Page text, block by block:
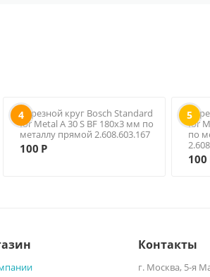
4Отрезной круг Bosch Standard
for Metal A 30 S BF 180х3 мм по
металлу прямой 2.608.603.167
100 Р
5
for
по
100
Контакты
г. Москва, 5-я